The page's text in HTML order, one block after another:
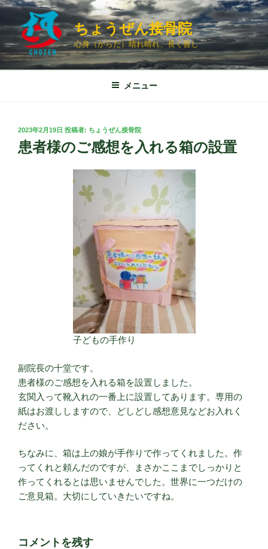
コ
ン
ツ
ちょうぜん接骨院
心身（からだ）晴れ晴れ、長く善し
メニュー
投
稿
日:
2023年2月19日 投稿者: ちょうぜん接骨院
患者様のご感想を入れる箱の設置
子どもの手作り
副院長の十堂です。
患者様のご感想を入れる箱を設置しました。
玄関入って靴入れの一番上に設置してあります。専用の
紙はお渡ししますので、どしどし感想意見などお入れく
ださい。
ちなみに、箱は上の娘が手作りで作ってくれました。作
ってくれと頼んだのですが、まさかここまでしっかりと
作ってくれるとは思いませんでした。世界に一つだけの
ご意見箱。大切にしていきたいですね。
コメントを残す